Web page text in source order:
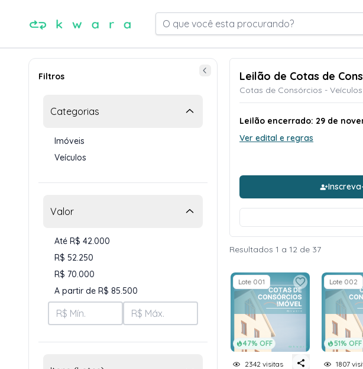
O que você esta procurando?
Filtros
Categorias
Imóveis
Veículos
Valor
Até R$ 42.000
R$ 52.250
R$ 70.000
A partir de R$ 85.500
Leilão de Cotas de
Cotas de Consórcios -
Leilão encerrado: 29 de
Ver edital e regras
Resultados 1 a 12 de 37
47% OFF
Lote 001
2342 visitas
51% OFF
Lote 002
1807